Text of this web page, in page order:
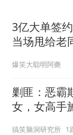
3亿大单签
当场甩给老
爆笑大聪明阿夔
剿匪：恶霸
女，女高手
功，恶霸
搞笑脑洞研究所 1